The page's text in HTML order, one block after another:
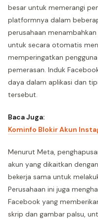
besar untuk memerangi
platformnya dalam
perusahaan
untuk secara otomatis
memperingatkan
pemerasan. Induk
daya dalam aplikasi dan
tersebut.
Baca Juga:
Kominfo Blokir Akun
Menurut Meta,
akun yang dikaitkan
bekerja sama untuk
Perusahaan ini juga
Facebook yang
skrip dan gambar palsu,